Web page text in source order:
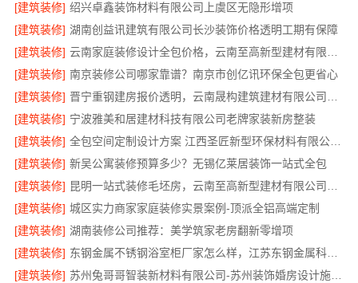
[建筑装修] 绍兴卓鑫装饰材料有限公司上虞区无隐形增项
[建筑装修] 湖南创益讯建筑有限公司长沙装饰价格透明工期有保障
[建筑装修]
[建筑装修] 南京装修公司哪家靠谱？南京市创亿讯环保全包更省心
[建筑装修]
[建筑装修] 宁波雅美和居建材科技有限公司老牌家装新房整装
[建筑装修]
全包空间定制设计方案 江西圣匠新型环保材料有限公司 让装修更轻松
[建筑装修] 新吴公寓装修预算多少？无锡亿莱居装饰一站式全包
[建筑装修]
[建筑装修] 城区实力商家家庭装修实景案例-顶派全铝高端定制
[建筑装修] 湖南装修公司推荐：美学筑家老房翻新零增项
[建筑装修]
东钢金属不锈钢浴室柜厂家怎么样，江苏东钢金属科技有限公司详解
[建筑装修]
苏州兔哥哥智装新材料有限公司-苏州装饰婚房设计施工一体化服务